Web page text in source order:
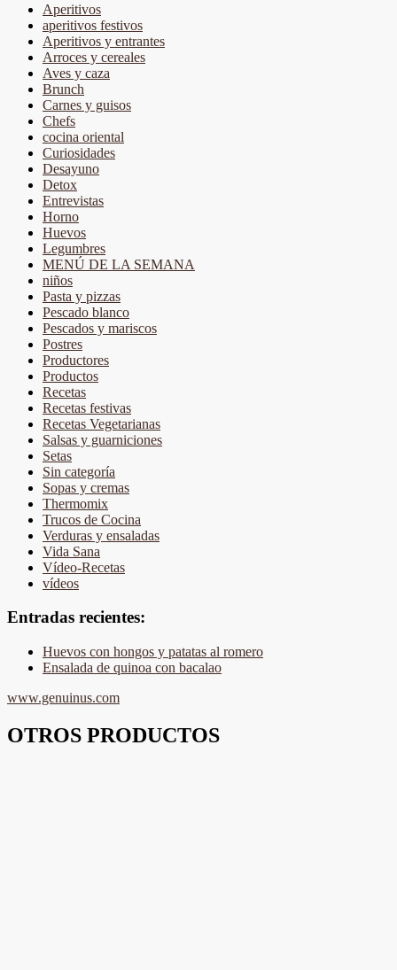
Aperitivos
aperitivos festivos
Aperitivos y entrantes
Arroces y cereales
Aves y caza
Brunch
Carnes y guisos
Chefs
cocina oriental
Curiosidades
Desayuno
Detox
Entrevistas
Horno
Huevos
Legumbres
MENÚ DE LA SEMANA
niños
Pasta y pizzas
Pescado blanco
Pescados y mariscos
Postres
Productores
Productos
Recetas
Recetas festivas
Recetas Vegetarianas
Salsas y guarniciones
Setas
Sin categoría
Sopas y cremas
Thermomix
Trucos de Cocina
Verduras y ensaladas
Vida Sana
Vídeo-Recetas
vídeos
Entradas recientes:
Huevos con hongos y patatas al romero
Ensalada de quinoa con bacalao
www.genuinus.com
OTROS PRODUCTOS